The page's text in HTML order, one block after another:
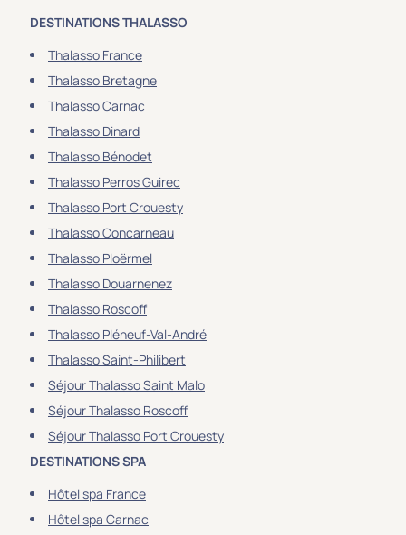
DESTINATIONS THALASSO
Thalasso France
Thalasso Bretagne
Thalasso Carnac
Thalasso Dinard
Thalasso Bénodet
Thalasso Perros Guirec
Thalasso Port Crouesty
Thalasso Concarneau
Thalasso Ploërmel
Thalasso Douarnenez
Thalasso Roscoff
Thalasso Pléneuf-Val-André
Thalasso Saint-Philibert
Séjour Thalasso Saint Malo
Séjour Thalasso Roscoff
Séjour Thalasso Port Crouesty
DESTINATIONS SPA
Hôtel spa France
Hôtel spa Carnac